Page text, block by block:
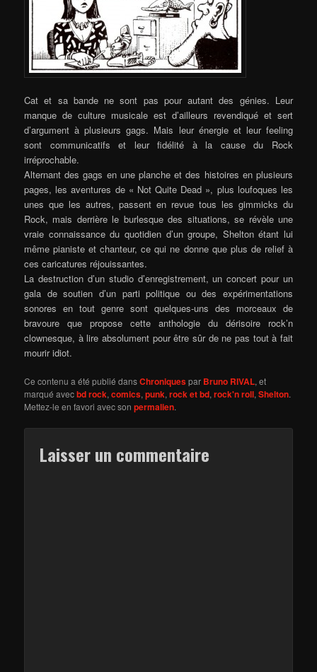
Cat et sa bande ne sont pas pour autant des génies. Leur
manque de culture musicale est d’ailleurs revendiqué et sert
d’argument à plusieurs gags. Mais leur énergie et leur feeling
sont communicatifs et leur fidélité à la cause du Rock
irréprochable.
Alternant des gags en une planche et des histoires en plusieurs
pages, les aventures de « Not Quite Dead », plus loufoques les
unes que les autres, passent en revue tous les gimmicks du
Rock, mais derrière le burlesque des situations, se révèle une
vraie connaissance du quotidien d’un groupe, Shelton étant lui
même pianiste et chanteur, ce qui ne donne que plus de relief à
ces caricatures réjouissantes.
La destruction d’un studio d’enregistrement, un concert pour un
gala de soutien d’un parti politique ou des expérimentations
sonores en tout genre sont quelques-uns des morceaux de
bravoure que propose cette anthologie du dérisoire rock’n
clownesque, à lire absolument pour être sûr de ne pas tout à fait
mourir idiot.
Ce contenu a été publié dansChroniquespar Bruno RIVAL, et
marqué avecbd rock,comics,punk,rock et bd,rock'n roll,Shelton.
Mettez-le en favori avec sonpermalien.
Laisser un commentaire